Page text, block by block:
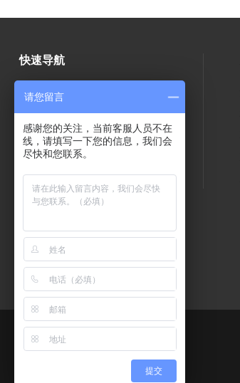
快速导航
网站首页
关于我们
荣誉资质
公司相册
客户留言
联系方式
XML
请您留言
感谢您的关注，当前客服人员不在
线，请填写一下您的信息，我们会
尽快和您联系。
提交